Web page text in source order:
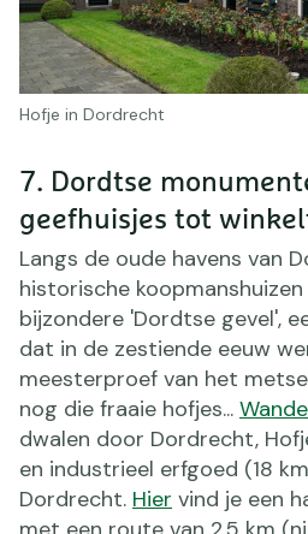
Hofje in Dordrecht
7. Dordtse
geefhuisjes tot
Langs de oude havens van
historische
bijzondere 'Dordtse gevel',
dat in de zestiende eeuw
meesterproef van het
nog die fraaie hofjes...
dwalen door Dordrecht,
en industrieel erfgoed (18
Dordrecht. Hier vind je een